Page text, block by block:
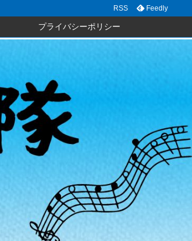
プライバシーポリシー
RSS Feedly